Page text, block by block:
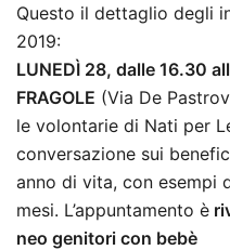
Questo il dettaglio degli
2019:
LUNEDÌ 28, dalle 16.30
FRAGOLE (Via De
le volontarie di Nati per
conversazione sui
anno di vita, con esempi
mesi. L’appuntamento è
neo genitori con bebè